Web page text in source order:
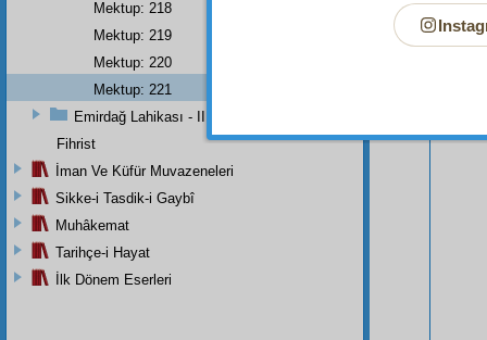
Bu
Mektup: 218
Mektup: 219
Mektup: 220
Mektup: 221
Emirdağ Lahikası - II
Fihrist
İman Ve Küfür Muvazeneleri
Sikke-i Tasdik-i Gaybî
Muhâkemat
Tarihçe-i Hayat
İlk Dönem Eserleri